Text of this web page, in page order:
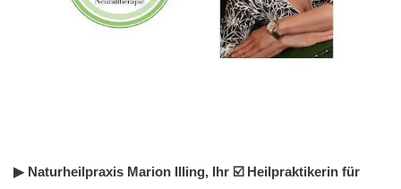
▶︎ Naturheilpraxis Marion Illing, Ihr ☑️ Heilpraktikerin für